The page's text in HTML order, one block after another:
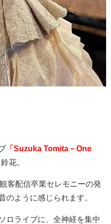
「Suzuka Tomita－One
花。
客配信卒業セレモニーの発
のように感じられます。
ロライブに、全神経を集中